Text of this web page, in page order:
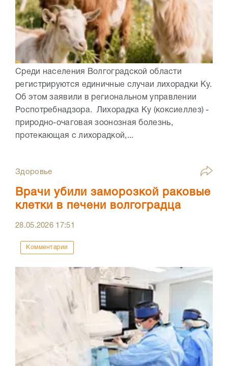
Среди населения Волгоградской области
регистрируются единичные случаи лихорадки Ку.
Об этом заявили в региональном управлении
Роспотребнадзора. Лихорадка Ку (коксиеллез) -
природно-очаговая зоонозная болезнь,
протекающая с лихорадкой,...
Здоровье
Врачи убили заморозкой раковые
клетки в печени волгоградца
28.05.2026 17:51
Комментарии